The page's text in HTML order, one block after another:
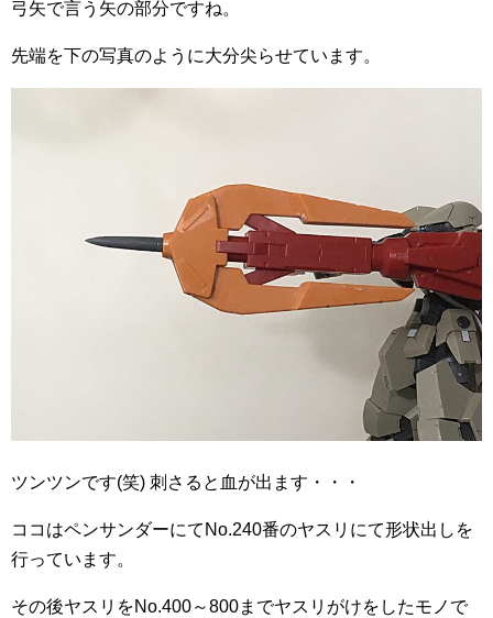
弓矢で言う矢の部分ですね。
先端を下の写真のように大分尖らせています。
ツンツンです(笑) 刺さると血が出ます・・・
ココはペンサンダーにてNo.240番のヤスリにて形状出しを
行っています。
その後ヤスリをNo.400～800までヤスリがけをしたモノで